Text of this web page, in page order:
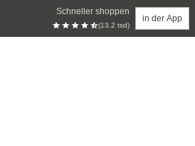
Schneller shoppen
(13.2 tsd)
in der App